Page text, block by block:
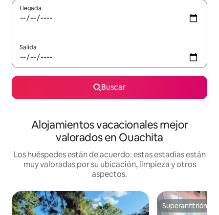
Llegada
Salida
Buscar
Alojamientos vacacionales mejor
valorados en Ouachita
Los huéspedes están de acuerdo: estas estadías están
muy valoradas por su ubicación, limpieza y otros
aspectos.
Superanfitrión
Superanfitrión